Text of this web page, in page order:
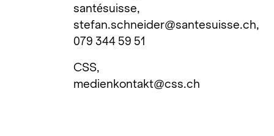
santésuisse,
stefan.schneider@santesuisse.ch,
079 344 59 51
CSS,
medienkontakt@css.ch